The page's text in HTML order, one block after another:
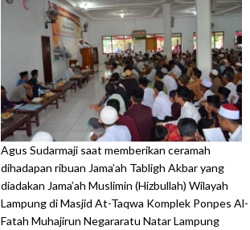
Agus Sudarmaji saat memberikan ceramah
dihadapan ribuan Jama’ah Tabligh Akbar yang
diadakan Jama’ah Muslimin (Hizbullah) Wilayah
Lampung di Masjid At-Taqwa Komplek Ponpes Al-
Fatah Muhajirun Negararatu Natar Lampung